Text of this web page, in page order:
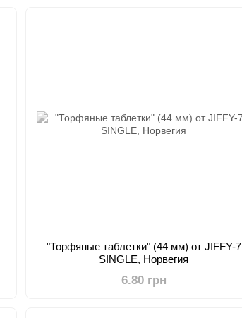
"Торфяные таблетки" (44 мм) от JIFFY-7
SINGLE, Норвегия
6.80 грн